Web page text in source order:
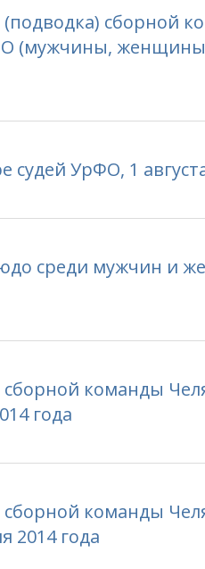
сборной
(мужчины,
УрФО, 1
среди мужчин и
команды
года
команды
2014 года